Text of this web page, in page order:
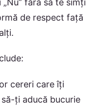
fără să te simți
de respect față
cereri care îți
ți aducă bucurie